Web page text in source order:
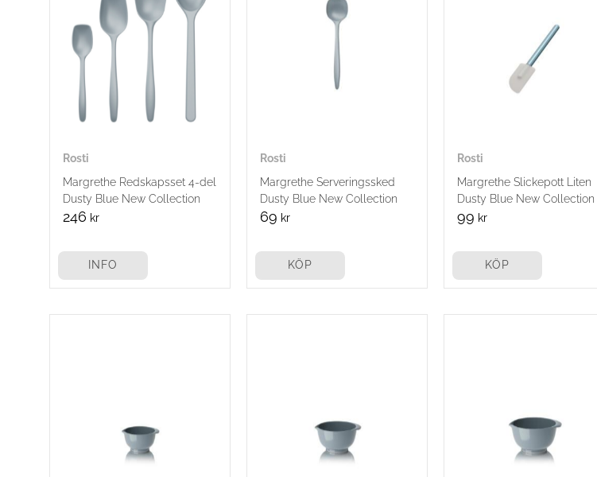
Rosti
Margrethe Redskapsset 4-del
Dusty Blue New Collection
246 kr
INFO
Rosti
Margrethe Serveringssked
Dusty Blue New Collection
69 kr
KÖP
Rosti
Margrethe Slickepott Liten
Dusty Blue New Collection
99 kr
KÖP